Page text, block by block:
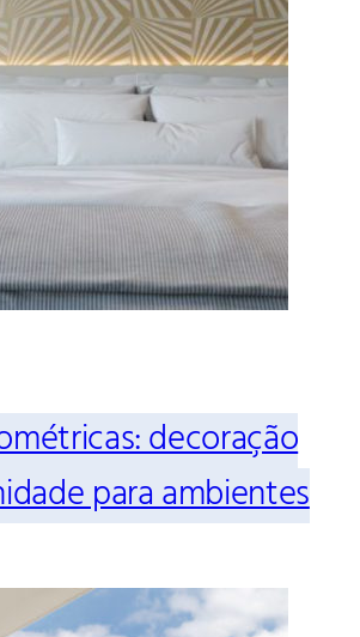
decoração
para ambientes